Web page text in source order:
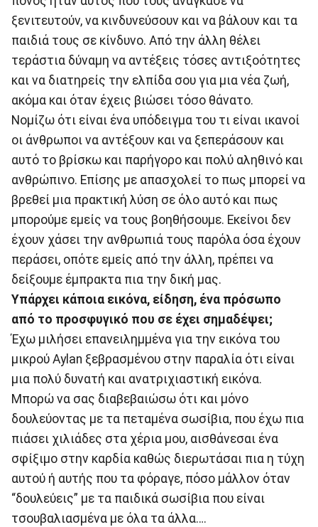
ξενιτευτούν, να κινδυνεύσουν και να βάλουν και τα
παιδιά τους σε κίνδυνο. Από την άλλη θέλει
τεράστια δύναμη να αντέξεις τόσες αντιξοότητες
και να διατηρείς την ελπίδα σου για μια νέα ζωή,
ακόμα και όταν έχεις βιώσει τόσο θάνατο.
Νομίζω ότι είναι ένα υπόδειγμα του τι είναι ικανοί
οι άνθρωποι να αντέξουν και να ξεπεράσουν και
αυτό το βρίσκω και παρήγορο και πολύ αληθινό και
ανθρώπινο. Επίσης με απασχολεί το πως μπορεί να
βρεθεί μια πρακτική λύση σε όλο αυτό και πως
μπορούμε εμείς να τους βοηθήσουμε. Εκείνοι δεν
έχουν χάσει την ανθρωπιά τους παρόλα όσα έχουν
περάσει, οπότε εμείς από την άλλη, πρέπει να
δείξουμε έμπρακτα πια την δική μας.
Υπάρχει κάποια εικόνα, είδηση, ένα πρόσωπο
από το προσφυγικό που σε έχει σημαδέψει;
Έχω μιλήσει επανειλημμένα για την εικόνα του
μικρού Aylan ξεβρασμένου στην παραλία ότι είναι
μια πολύ δυνατή και ανατριχιαστική εικόνα.
Μπορώ να σας διαβεβαιώσω ότι και μόνο
δουλεύοντας με τα πεταμένα σωσίβια, που έχω πια
πιάσει χιλιάδες στα χέρια μου, αισθάνεσαι ένα
σφίξιμο στην καρδία καθώς διερωτάσαι πια η τύχη
αυτού ή αυτής που τα φόραγε, πόσο μάλλον όταν
“δουλεύεις” με τα παιδικά σωσίβια που είναι
τσουβαλιασμένα με όλα τα άλλα….